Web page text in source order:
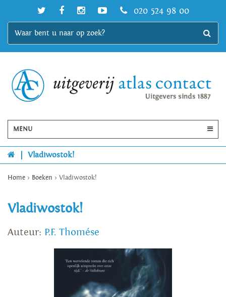
020 524 98 00
MENU
Vladiwostok!
Home > Boeken > Vladiwostok!
Vladiwostok!
Auteur: P.F. Thomése